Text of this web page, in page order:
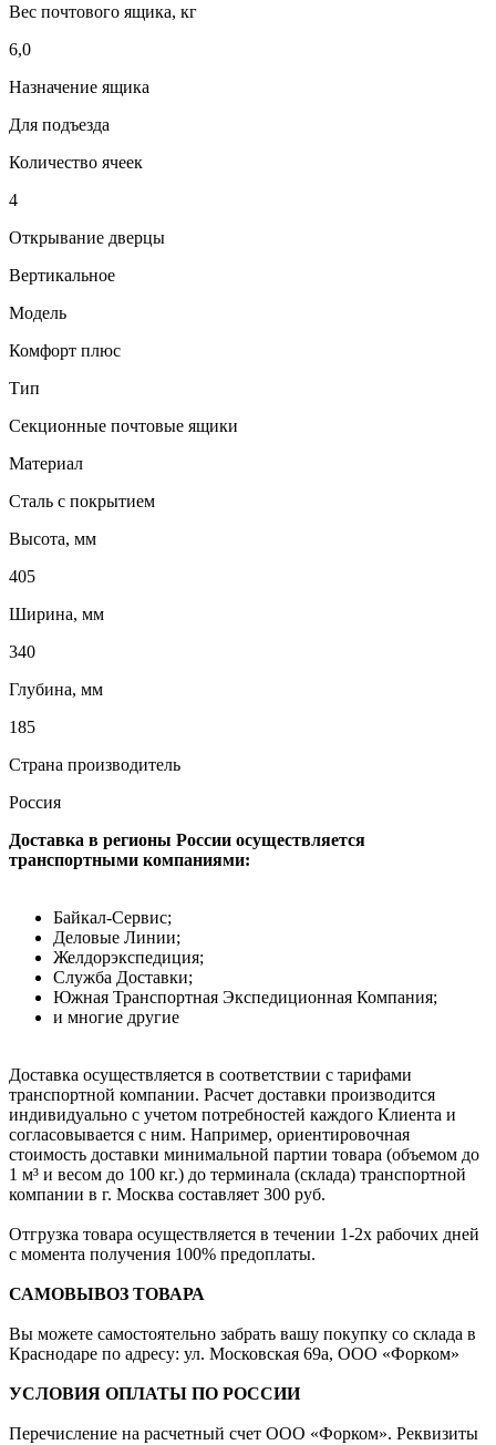
Вес почтового ящика, кг
6,0
Назначение ящика
Для подъезда
Количество ячеек
4
Открывание дверцы
Вертикальное
Модель
Комфорт плюс
Тип
Секционные почтовые ящики
Материал
Сталь с покрытием
Высота, мм
405
Ширина, мм
340
Глубина, мм
185
Страна производитель
Россия
Доставка в регионы России осуществляется
транспортными компаниями:
Байкал-Сервис;
Деловые Линии;
Желдорэкспедиция;
Служба Доставки;
Южная Транспортная Экспедиционная Компания;
и многие другие
Доставка осуществляется в соответствии с тарифами
транспортной компании. Расчет доставки производится
индивидуально с учетом потребностей каждого Клиента и
согласовывается с ним. Например, ориентировочная
стоимость доставки минимальной партии товара (объемом до
1 м³ и весом до 100 кг.) до терминала (склада) транспортной
компании в г. Москва составляет 300 руб.
Отгрузка товара осуществляется в течении 1-2х рабочих дней
с момента получения 100% предоплаты.
САМОВЫВОЗ ТОВАРА
Вы можете самостоятельно забрать вашу покупку со склада в
Краснодаре по адресу: ул. Московская 69а, ООО «Форком»
УСЛОВИЯ ОПЛАТЫ ПО РОССИИ
Перечисление на расчетный счет ООО «Форком». Реквизиты